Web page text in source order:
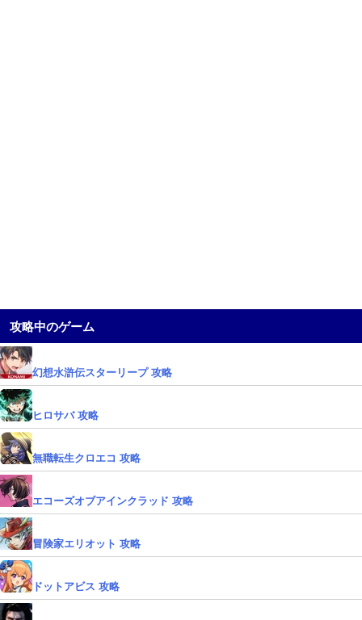
攻略中のゲーム
幻想水滸伝スターリープ 攻略
ヒロサバ 攻略
無職転生クロエコ 攻略
エコーズオブアインクラッド 攻略
冒険家エリオット 攻略
ドットアビス 攻略